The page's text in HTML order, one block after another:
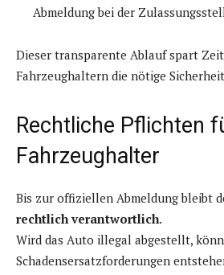
Abmeldung bei der
Dieser transparente Ablauf spart
Fahrzeughaltern die nötige
Rechtliche Pflichten
Fahrzeughalter
Bis zur offiziellen Abmeldung bleibt
rechtlich verantwortlich.
Wird das Auto illegal abgestellt,
Schadensersatzforderungen